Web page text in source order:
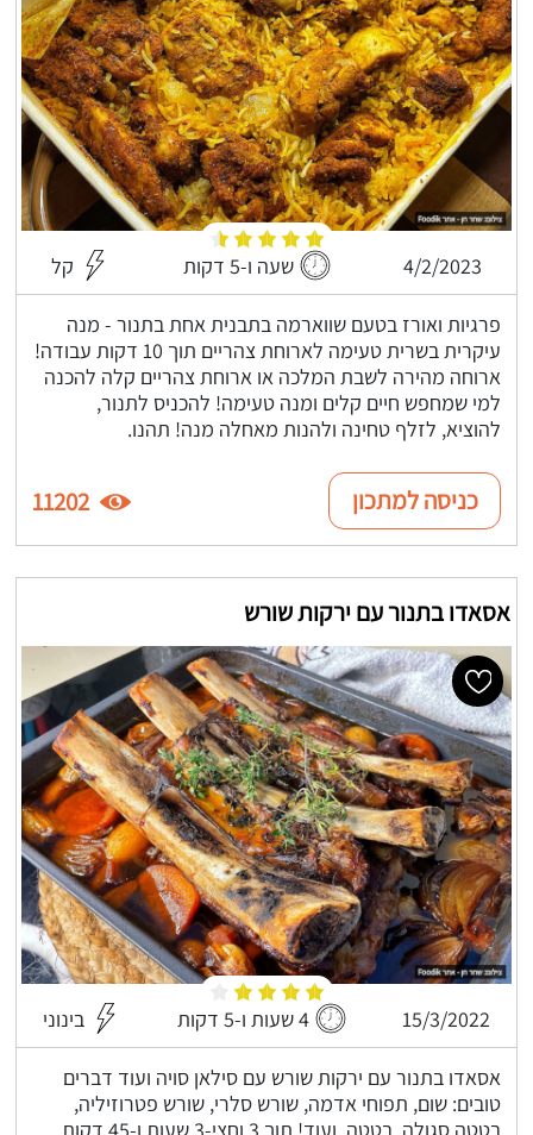
4/2/2023 שעה ו-5 דקות קל
פרגיות ואורז בטעם שווארמה בתבנית אחת בתנור - מנה
עיקרית בשרית טעימה לארוחת צהריים תוך 10 דקות עבודה!
ארוחה מהירה לשבת המלכה או ארוחת צהריים קלה להכנה
למי שמחפש חיים קלים ומנה טעימה! להכניס לתנור,
להוציא, לזלף טחינה ולהנות מאחלה מנה! תהנו.
כניסה למתכון 11202
אסאדו בתנור עם ירקות שורש
15/3/2022 4 שעות ו-5 דקות בינוני
אסאדו בתנור עם ירקות שורש עם סילאן סויה ועוד דברים
טובים: שום, תפוחי אדמה, שורש סלרי, שורש פטרוזיליה,
בטטה סגולה, בטטה, ועוד! תוך 3 וחצי-3 שעות ו-45 דקות